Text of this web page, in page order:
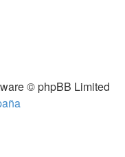
© phpBB Limited